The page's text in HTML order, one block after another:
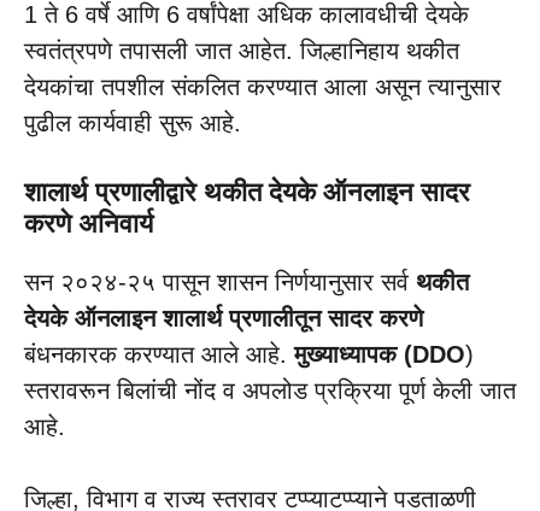
1 ते 6 वर्षे आणि 6 वर्षांपेक्षा अधिक कालावधीची देयके
स्वतंत्रपणे तपासली जात आहेत. जिल्हानिहाय थकीत
देयकांचा तपशील संकलित करण्यात आला असून त्यानुसार
पुढील कार्यवाही सुरू आहे.
शालार्थ प्रणालीद्वारे थकीत देयके ऑनलाइन सादर
करणे अनिवार्य
सन २०२४-२५ पासून शासन निर्णयानुसार सर्व थकीत
देयके ऑनलाइन शालार्थ प्रणालीतून सादर करणे
बंधनकारक करण्यात आले आहे.मुख्याध्यापक (DDO)
स्तरावरून बिलांची नोंद व अपलोड प्रक्रिया पूर्ण केली जात
आहे.
जिल्हा, विभाग व राज्य स्तरावर टप्प्याटप्प्याने पडताळणी